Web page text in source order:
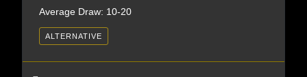
Average Draw: 10-20
ALTERNATIVE